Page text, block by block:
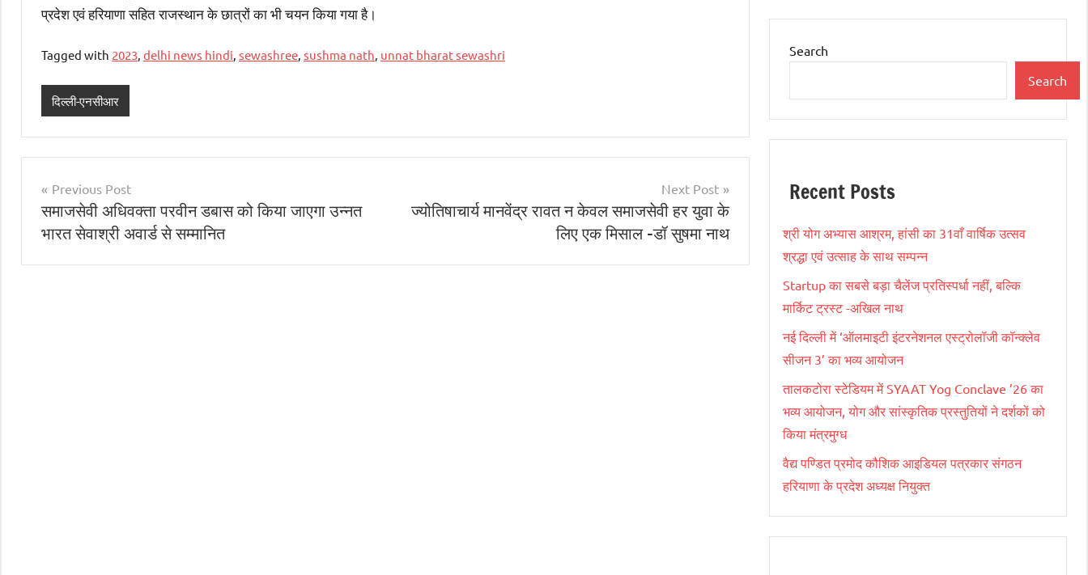
प्रदेश एवं हरियाणा सहित राजस्थान के छात्रों का भी चयन किया गया है।
Tagged with 2023, delhi news hindi, sewashree, sushma nath, unnat bharat sewashri
दिल्ली-एनसीआर
Post
navigation
Previous Post
समाजसेवी अधिवक्ता परवीन डबास को किया जाएगा उन्नत
भारत सेवाश्री अवार्ड से सम्मानित
Next Post
ज्योतिषाचार्य मानवेंद्र रावत न केवल समाजसेवी हर युवा के
लिए एक मिसाल -डॉ सुषमा नाथ
Search
Search
Recent Posts
श्री योग अभ्यास आश्रम, हांसी का 31वाँ वार्षिक उत्सव
श्रद्धा एवं उत्साह के साथ सम्पन्न
Startup का सबसे बड़ा चैलेंज प्रतिस्पर्धा नहीं, बल्कि
मार्किट ट्रस्ट -अखिल नाथ
नई दिल्ली में ‘ऑलमाइटी इंटरनेशनल एस्ट्रोलॉजी कॉन्क्लेव
सीजन 3’ का भव्य आयोजन
तालकटोरा स्टेडियम में SYAAT Yog Conclave ’26 का
भव्य आयोजन, योग और सांस्कृतिक प्रस्तुतियों ने दर्शकों को
किया मंत्रमुग्ध
वैद्य पण्डित प्रमोद कौशिक आइडियल पत्रकार संगठन
हरियाणा के प्रदेश अध्यक्ष नियुक्त